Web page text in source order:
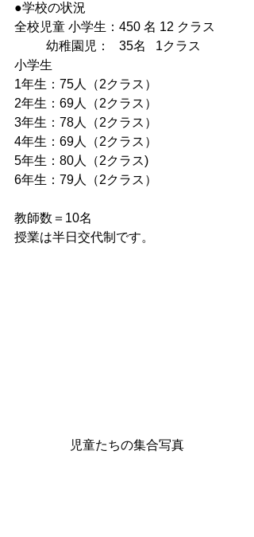
●学校の状況
全校児童 小学生：450 名 12 クラス
          幼稚園児：   35名   1クラス
小学生
1年生：75人（2クラス）
2年生：69人（2クラス）
3年生：78人（2クラス）
4年生：69人（2クラス）
5年生：80人（2クラス)
6年生：79人（2クラス）
教師数＝10名
授業は半日交代制です。
児童たちの集合写真